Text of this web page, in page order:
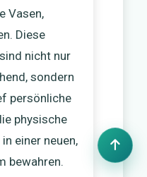
Vasen,
Diese
nicht nur
sondern
persönliche
physische
einer neuen,
bewahren.